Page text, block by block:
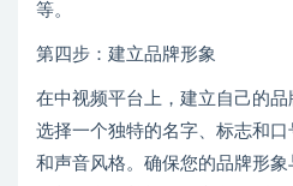
等。
第四步：建立品牌形象
在中视频平台上，建立自己的
选择一个独特的名字、标志和
和声音风格。确保您的品牌形